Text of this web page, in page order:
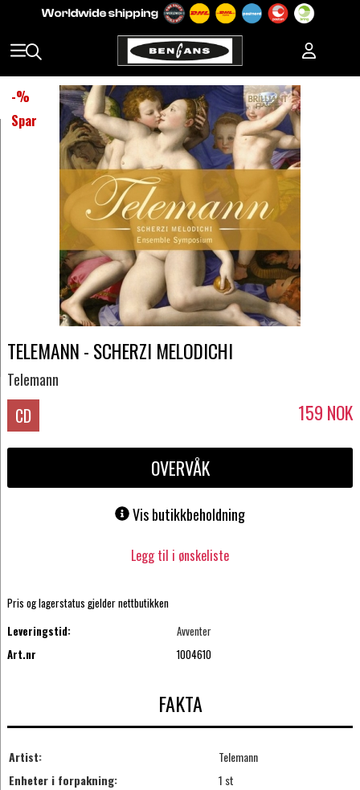
-%
Spar
TELEMANN - SCHERZI MELODICHI
Telemann
CD 159 NOK
OVERVÅK
Vis butikkbeholdning
Legg til i ønskeliste
Pris og lagerstatus gjelder nettbutikken
Leveringstid:
Avventer
Art.nr
1004610
FAKTA
Artist:
Telemann
Enheter i forpakning:
1 st